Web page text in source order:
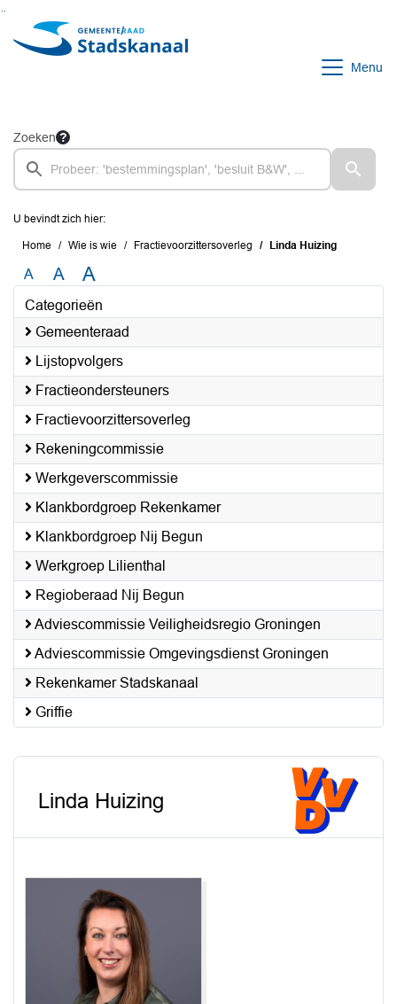
Ga naar de inhoud van deze pagina
Ga naar het zoeken
Ga naar het menu
Menu
Zoeken
U bevindt zich hier:
Home Wie is wie Fractievoorzittersoverleg Linda Huizing
A A A
Categorieën
Gemeenteraad
Lijstopvolgers
Fractieondersteuners
Fractievoorzittersoverleg
Rekeningcommissie
Werkgeverscommissie
Klankbordgroep Rekenkamer
Klankbordgroep Nij Begun
Werkgroep Lilienthal
Regioberaad Nij Begun
Adviescommissie Veiligheidsregio Groningen
Adviescommissie Omgevingsdienst Groningen
Rekenkamer Stadskanaal
Griffie
Linda Huizing